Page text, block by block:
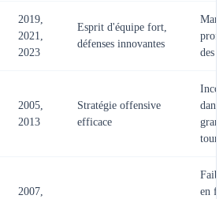
2019,
2021,
2023
Esprit d'équipe fort,
défenses innovantes
des
2005,
2013
Stratégie offensive
efficace
dans
2007,
en